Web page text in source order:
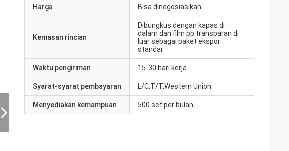
Harga Bisa dinegosiasikan
Kemasan rincian
Dibungkus dengan kapas di
dalam dan film pp transparan di
luar sebagai paket ekspor
standar
Waktu pengiriman 15-30 hari kerja
Syarat-syarat pembayaran L/C,T/T,Western Union
Menyediakan kemampuan 500 set per bulan